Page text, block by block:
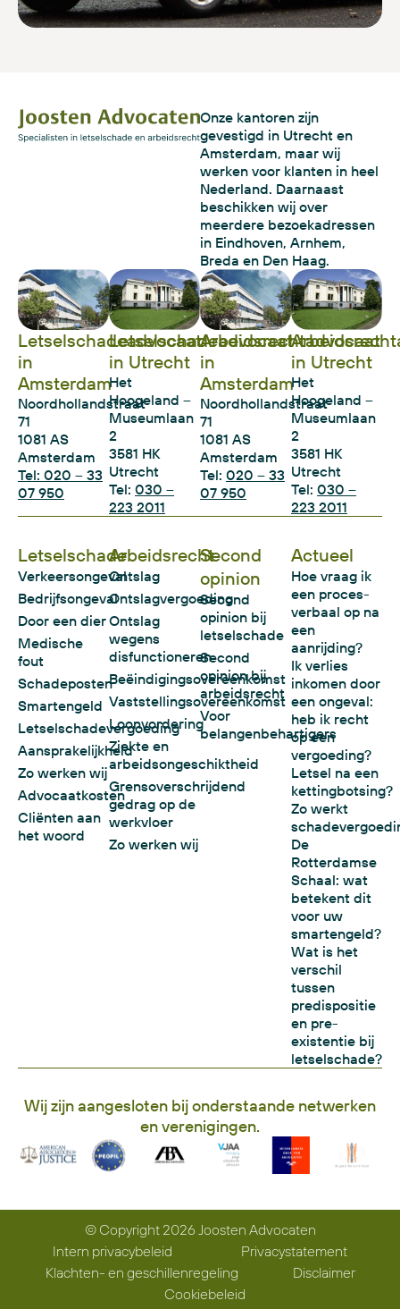
Onze kantoren zijn
gevestigd in Utrecht en
Amsterdam, maar wij
werken voor klanten in heel
Nederland. Daarnaast
beschikken wij over
meerdere bezoekadressen
in Eindhoven, Arnhem,
Breda en Den Haag.
Letselschadeadvocaat
in
Amsterdam
Noordhollandstraat
71
1081 AS
Amsterdam
Tel: 020 – 33
07 950
Letselschadeadvocaat
in Utrecht
Het
Hoogeland –
Museumlaan
2
3581 HK
Utrecht
Tel: 030 –
223 2011
Arbeidsrechtadvocaat
in
Amsterdam
Noordhollandstraat
71
1081 AS
Amsterdam
Tel: 020 – 33
07 950
in Utrecht
Het
Hoogeland –
Museumlaan
2
3581 HK
Utrecht
Tel: 030 –
223 2011
Letselschade
Verkeersongeval
Bedrijfsongeval
Door een dier
Medische
fout
Schadeposten
Smartengeld
Letselschadevergoeding
Aansprakelijkheid
Zo werken wij
Advocaatkosten
Cliënten aan
het woord
Arbeidsrecht
Ontslag
Ontslagvergoeding
Ontslag
wegens
disfunctioneren
Beëindigingsovereenkomst
Vaststellingsovereenkomst
Loonvordering
Ziekte en
arbeidsongeschiktheid
Grensoverschrijdend
gedrag op de
werkvloer
Zo werken wij
Second
opinion
Second
opinion bij
letselschade
Second
opinion bij
arbeidsrecht
Voor
belangenbehartigers
Actueel
Hoe vraag ik
een proces-
verbaal op na
een
aanrijding?
Ik verlies
inkomen door
een ongeval:
heb ik recht
op een
vergoeding?
Letsel na een
kettingbotsing?
Zo werkt
De
Rotterdamse
Schaal: wat
betekent dit
voor uw
smartengeld?
Wat is het
verschil
tussen
predispositie
en pre-
existentie bij
letselschade?
Wij zijn aangesloten bij onderstaande netwerken
en verenigingen.
© Copyright 2026 Joosten Advocaten
Intern privacybeleid
Privacystatement
Klachten- en geschillenregeling
Disclaimer
Cookiebeleid